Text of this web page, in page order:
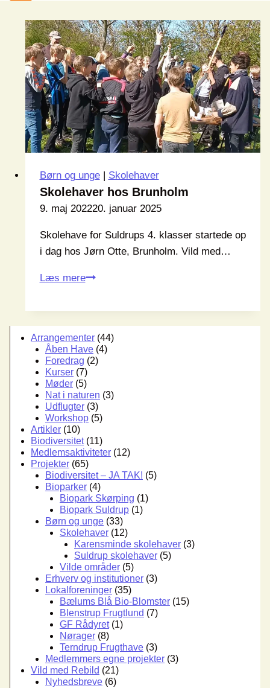
Børn og unge| Skolehaver
Skolehaver hos Brunholm
9. maj 202220. januar 2025
Skolehave for Suldrups 4. klasser startede op
i dag hos Jørn Otte, Brunholm. Vild med…
Læs mereSkolehaver
Brunholm
Arrangementer (44)
Åben Have (4)
Foredrag (2)
Kurser (7)
Møder (5)
Nat i naturen (3)
Udflugter (3)
Workshop (5)
Artikler (10)
Biodiversitet(11)
Medlemsaktiviteter (12)
Projekter (65)
Biodiversitet – JA TAK! (5)
Bioparker (4)
Biopark Skørping (1)
Biopark Suldrup (1)
Børn og unge (33)
Skolehaver (12)
Karensminde skolehaver (3)
Suldrup skolehaver (5)
Vilde områder (5)
Erhverv og institutioner (3)
Lokalforeninger (35)
Bælums Blå Bio-Blomster (15)
Blenstrup Frugtlund (7)
GF Rådyret(1)
Nørager (8)
Terndrup Frugthave (3)
Medlemmers egne projekter (3)
Vild med Rebild (21)
Nyhedsbreve (6)